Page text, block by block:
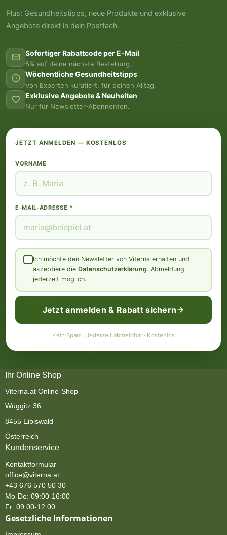
Plus: Gesundheitstipps, neue Produkte und exklusive
Angebote direkt in dein Postfach.
Sofortiger Rabattcode per E-Mail
5% auf deine nächste Bestellung.
Wöchentliche Gesundheitstipps
Von Experten kuratiert, für deinen Alltag.
Exklusive Angebote & Neuheiten
Nur für Newsletter-Abonnenten.
JETZT ANMELDEN — KOSTENLOS
VORNAME
E-MAIL-ADRESSE *
Ich möchte den Newsletter von Viterna erhalten und
akzeptiere die Datenschutzerklärung. Abmeldung
jederzeit möglich.
Jetzt anmelden & Rabatt sichern
Kein Spam · Jederzeit abmeldbar · Kostenlos
Ihr Online Shop
Viterna.at Online-Shop
Wuggitz 36
8455 Eibiswald
Österreich
Kundenservice
Kontaktformular
office@viterna.at
+43 676 570 50 30
Mo-Do: 09:00-16:00
Fr: 09:00-12:00
Gesetzliche Informationen